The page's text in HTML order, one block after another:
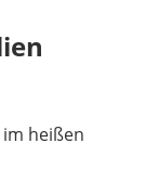
heißen